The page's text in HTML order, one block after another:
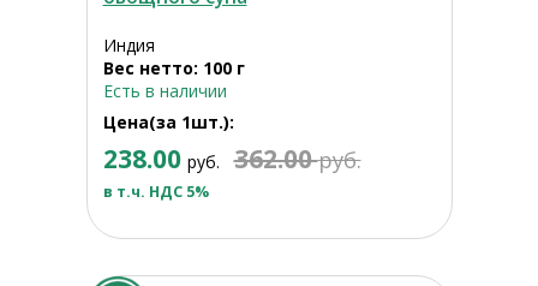
Индия
Вес нетто: 100 г
Есть в наличии
Цена(за 1шт.):
238.00 руб. 362.00руб.
в т.ч. НДС 5%